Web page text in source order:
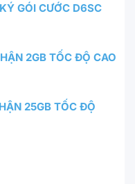
GÓI CƯỚC D6SC
2GB TỐC ĐỘ CAO
25GB TỐC ĐỘ